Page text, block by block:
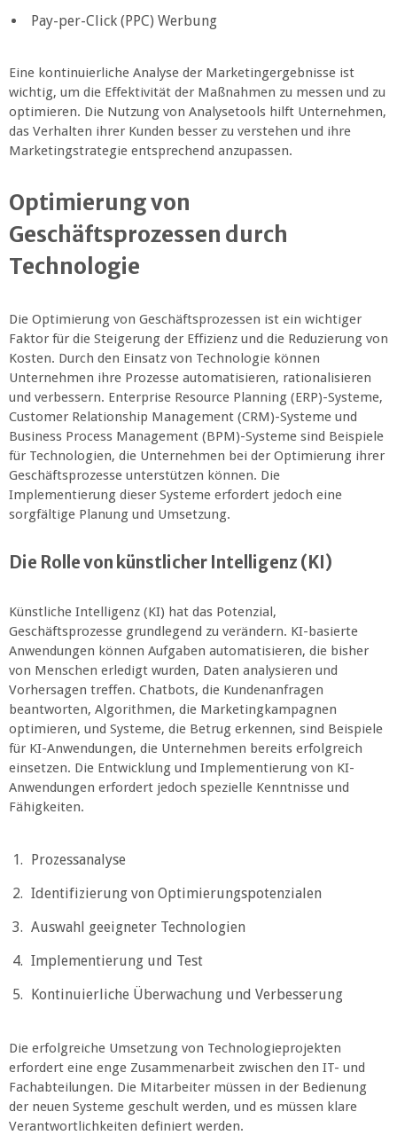
Pay-per-Click (PPC) Werbung
Eine kontinuierliche Analyse der Marketingergebnisse ist
wichtig, um die Effektivität der Maßnahmen zu messen und zu
optimieren. Die Nutzung von Analysetools hilft Unternehmen,
das Verhalten ihrer Kunden besser zu verstehen und ihre
Marketingstrategie entsprechend anzupassen.
Optimierung von
Geschäftsprozessen durch
Technologie
Die Optimierung von Geschäftsprozessen ist ein wichtiger
Faktor für die Steigerung der Effizienz und die Reduzierung von
Kosten. Durch den Einsatz von Technologie können
Unternehmen ihre Prozesse automatisieren, rationalisieren
und verbessern. Enterprise Resource Planning (ERP)-Systeme,
Customer Relationship Management (CRM)-Systeme und
Business Process Management (BPM)-Systeme sind Beispiele
für Technologien, die Unternehmen bei der Optimierung ihrer
Geschäftsprozesse unterstützen können. Die
Implementierung dieser Systeme erfordert jedoch eine
sorgfältige Planung und Umsetzung.
Die Rolle von künstlicher Intelligenz (KI)
Künstliche Intelligenz (KI) hat das Potenzial,
Geschäftsprozesse grundlegend zu verändern. KI-basierte
Anwendungen können Aufgaben automatisieren, die bisher
von Menschen erledigt wurden, Daten analysieren und
Vorhersagen treffen. Chatbots, die Kundenanfragen
beantworten, Algorithmen, die Marketingkampagnen
optimieren, und Systeme, die Betrug erkennen, sind Beispiele
für KI-Anwendungen, die Unternehmen bereits erfolgreich
einsetzen. Die Entwicklung und Implementierung von KI-
Anwendungen erfordert jedoch spezielle Kenntnisse und
Fähigkeiten.
Prozessanalyse
Identifizierung von Optimierungspotenzialen
Auswahl geeigneter Technologien
Implementierung und Test
Kontinuierliche Überwachung und Verbesserung
Die erfolgreiche Umsetzung von Technologieprojekten
erfordert eine enge Zusammenarbeit zwischen den IT- und
Fachabteilungen. Die Mitarbeiter müssen in der Bedienung
der neuen Systeme geschult werden, und es müssen klare
Verantwortlichkeiten definiert werden.